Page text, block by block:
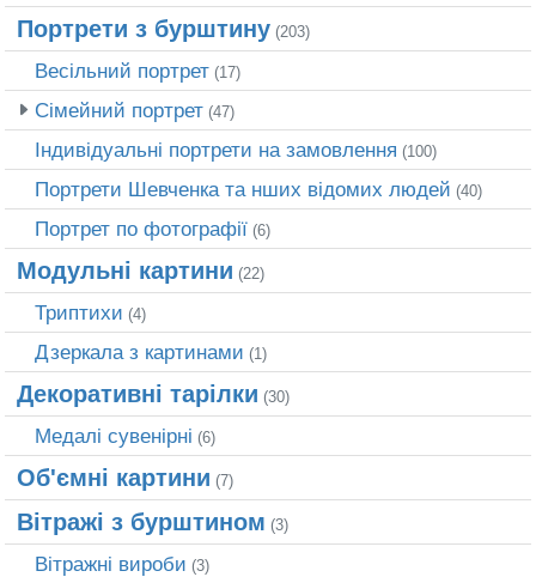
Портрети з бурштину (203)
Весільний портрет (17)
Сімейний портрет (47)
Індивідуальні портрети на замовлення (100)
Портрети Шевченка та нших відомих людей (40)
Портрет по фотографії (6)
Модульні картини (22)
Триптихи (4)
Дзеркала з картинами (1)
Декоративні тарілки (30)
Медалі сувенірні (6)
Об'ємні картини (7)
Вітражі з бурштином (3)
Вітражні вироби (3)